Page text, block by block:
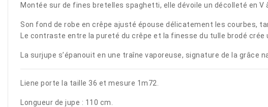
Montée sur de fines bretelles spaghetti, elle dévoile un décolleté en
Son fond de robe en crêpe ajusté épouse délicatement les courbes,
Le contraste entre la pureté du crêpe et la finesse du tulle brodé
La surjupe s’épanouit en une traîne vaporeuse, signature de la
Liene porte la taille 36 et mesure 1m72.
Longueur de jupe : 110 cm.